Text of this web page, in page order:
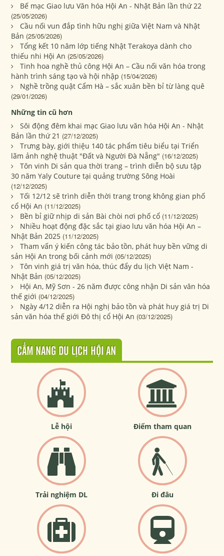
Bế mạc Giao lưu Văn hóa Hội An - Nhật Bản lần thứ 22
(25/05/2026)
Cầu nối vun đắp tình hữu nghị giữa Việt Nam và Nhật
Bản (25/05/2026)
Tổng kết 10 năm lớp tiếng Nhật Terakoya dành cho
thiếu nhi Hội An (25/05/2026)
Tinh hoa nghề thủ công Hội An – Cầu nối văn hóa trong
hành trình sáng tạo và hội nhập (15/04/2026)
Nghề trồng quật Cẩm Hà – sắc xuân bền bỉ từ làng quê
(29/01/2026)
Những tin cũ hơn
Sôi động đêm khai mạc Giao lưu văn hóa Hội An - Nhật
Bản lần thứ 21 (27/12/2025)
Trưng bày, giới thiệu 140 tác phẩm tiêu biểu tại Triển
lãm ảnh nghệ thuật "Đất và Người Đà Nẵng" (16/12/2025)
Tôn vinh Di sản qua thời trang – trình diễn bộ sưu tập
30 năm Yaly Couture tại quảng trường Sông Hoài
(12/12/2025)
Tối 12/12 sẽ trình diễn thời trang trong không gian phố
cổ Hội An (11/12/2025)
Bền bỉ giữ nhịp di sản Bài chòi nơi phố cổ (11/12/2025)
Nhiều hoạt động đặc sắc tại giao lưu văn hóa Hội An –
Nhật Bản 2025 (11/12/2025)
Tham vấn ý kiến công tác bảo tồn, phát huy bền vững di
sản Hội An trong bối cảnh mới (05/12/2025)
Tôn vinh giá trị văn hóa, thúc đẩy du lịch Việt Nam -
Nhật Bản (05/12/2025)
Hội An, Mỹ Sơn - 26 năm được công nhận Di sản văn hóa
thế giới (04/12/2025)
Ngày 4/12 diễn ra Hội nghị bảo tồn và phát huy giá trị Di
sản văn hóa thế giới Đô thị cổ Hội An (03/12/2025)
CẨM NANG DU LỊCH HỘI AN
Lễ hội Điểm tham quan
Trải nghiệm DL Đi đâu